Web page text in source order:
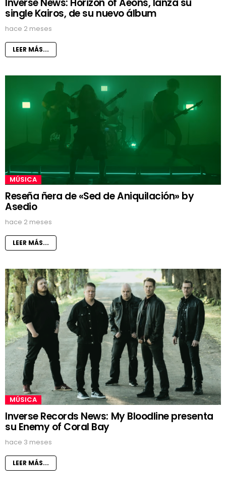
Inverse News: Horizon of Aeons, lanza su
single Kairos, de su nuevo álbum
hace 2 meses
LEER MÁS...
MÚSICA
Reseña ñera de «Sed de Aniquilación» by
Asedio
hace 2 meses
LEER MÁS...
MÚSICA
Inverse Records News: My Bloodline presenta
su Enemy of Coral Bay
hace 3 meses
LEER MÁS...